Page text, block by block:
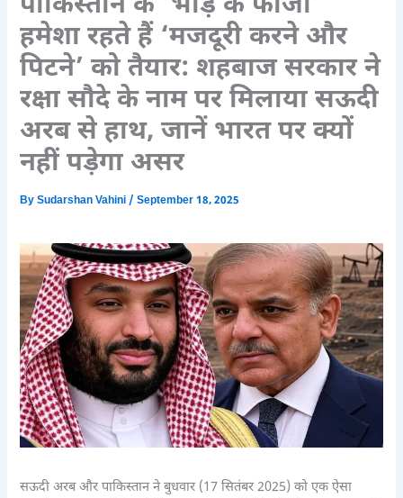
हमेशा रहते हैं ‘मजदूरी करने और
पिटने’ को तैयार: शहबाज सरकार ने
रक्षा सौदे के नाम पर मिलाया सऊदी
अरब से हाथ, जानें भारत पर क्यों
नहीं पड़ेगा असर
BySudarshan Vahini/September 18, 2025
सऊदी अरब और पाकिस्तान ने बुधवार (17 सितंबर 2025) को एक ऐसा